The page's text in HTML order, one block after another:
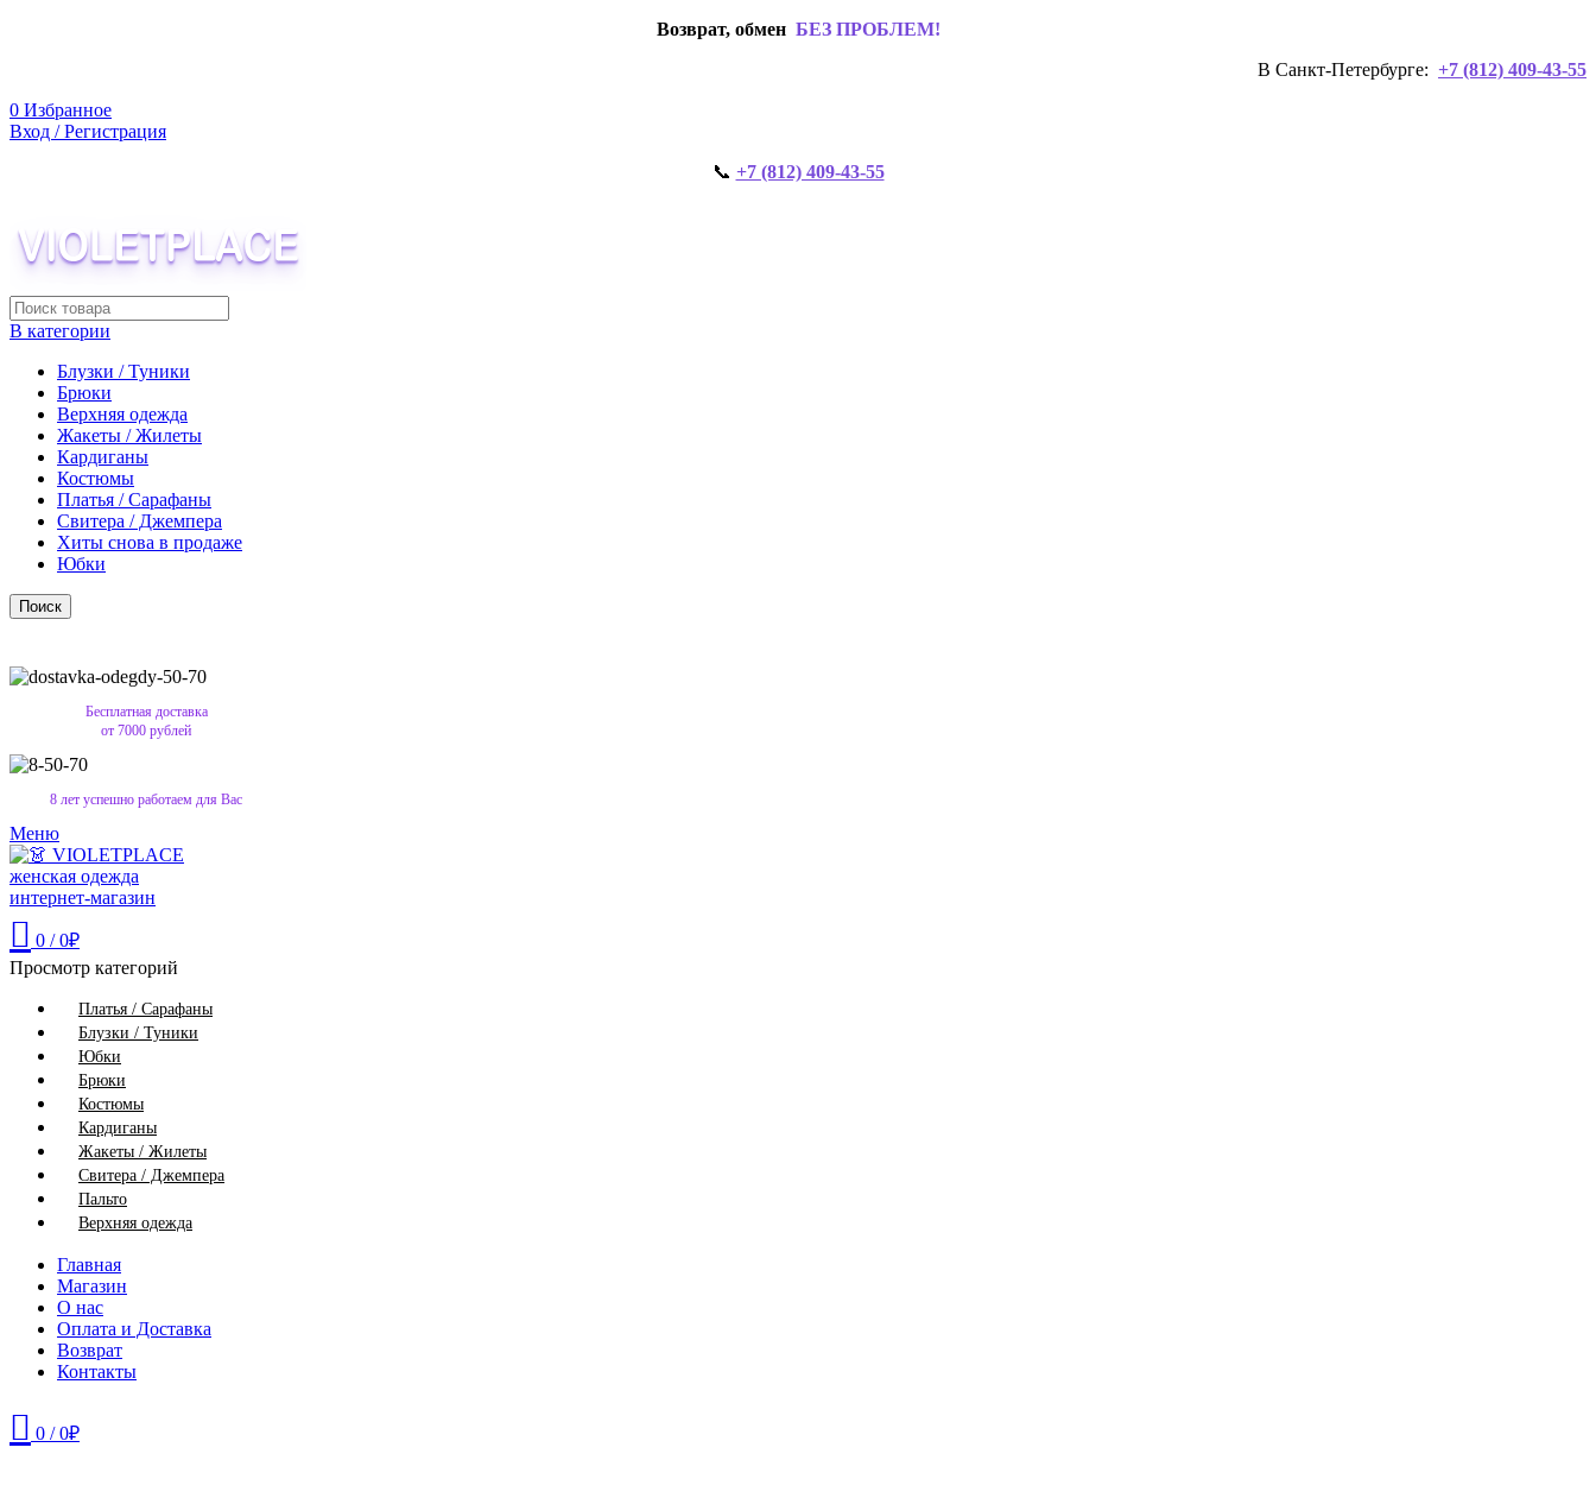
Возврат, обмен БЕЗ ПРОБЛЕМ!
В Санкт-Петербурге: +7 (812) 409-43-55
0 Избранное
Вход / Регистрация
📞 +7 (812) 409-43-55
В категории
Блузки / Туники
Брюки
Верхняя одежда
Жакеты / Жилеты
Кардиганы
Костюмы
Платья / Сарафаны
Свитера / Джемпера
Хиты снова в продаже
Юбки
Поиск
Бесплатная доставка
от 7000 рублей
8 лет успешно работаем для Вас
Меню
0 / 0₽
Просмотр категорий
Платья / Сарафаны
Блузки / Туники
Юбки
Брюки
Костюмы
Кардиганы
Жакеты / Жилеты
Свитера / Джемпера
Пальто
Верхняя одежда
Главная
Магазин
О нас
Оплата и Доставка
Возврат
Контакты
0 / 0₽